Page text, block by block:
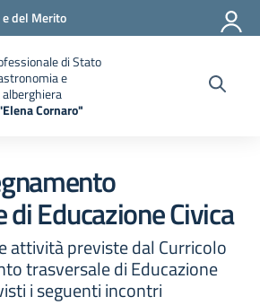
del Merito
di Stato
e
Cornaro"
Educazione Civica
attività previste dal Curricolo
trasversale di Educazione
i seguenti incontri